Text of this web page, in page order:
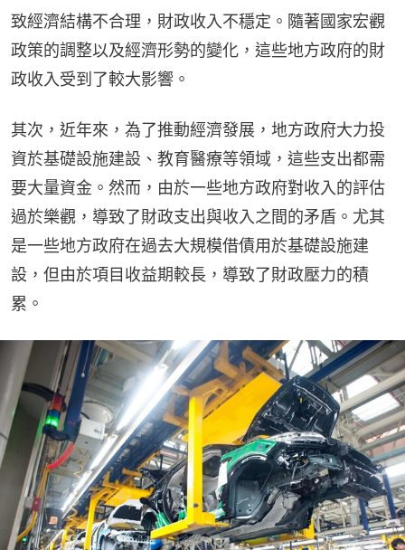
致經濟結構不合理，財政收入不穩定。隨著國家宏觀
政策的調整以及經濟形勢的變化，這些地方政府的財
政收入受到了較大影響。
其次，近年來，為了推動經濟發展，地方政府大力投
資於基礎設施建設、教育醫療等領域，這些支出都需
要大量資金。然而，由於一些地方政府對收入的評估
過於樂觀，導致了財政支出與收入之間的矛盾。尤其
是一些地方政府在過去大規模借債用於基礎設施建
設，但由於項目收益期較長，導致了財政壓力的積
累。